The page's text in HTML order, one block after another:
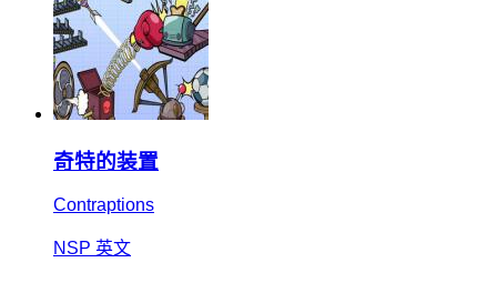
奇特的装置
Contraptions
NSP 英文